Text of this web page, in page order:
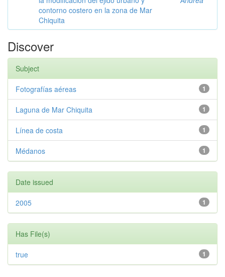
contorno costero en la zona de Mar
Chiquita
Discover
Subject
1
Fotografías aéreas
1
Laguna de Mar Chiquita
1
Línea de costa
1
Médanos
Date issued
1
2005
Has File(s)
1
true